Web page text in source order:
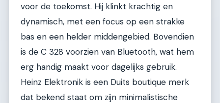
voor de toekomst. Hij klinkt krachtig en
dynamisch, met een focus op een strakke
bas en een helder middengebied. Bovendien
is de C 328 voorzien van Bluetooth, wat hem
erg handig maakt voor dagelijks gebruik.
Heinz Elektronik is een Duits boutique merk
dat bekend staat om zijn minimalistische